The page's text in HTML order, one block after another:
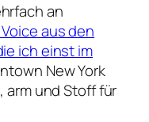
an
aus den
ich einst im
New York
arm und Stoff für